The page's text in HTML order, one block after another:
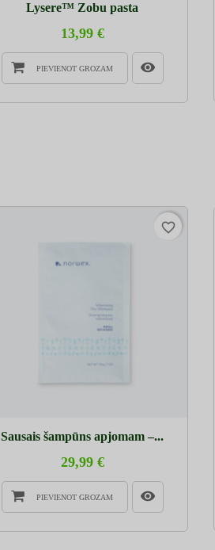
Lysere™ Zobu pasta
13,99 €
PIEVIENOT GROZAM
Sausais šampūns apjomam –...
29,99 €
PIEVIENOT GROZAM
favorite_border